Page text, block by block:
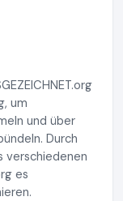
um
und über
Durch
verschiedenen
es